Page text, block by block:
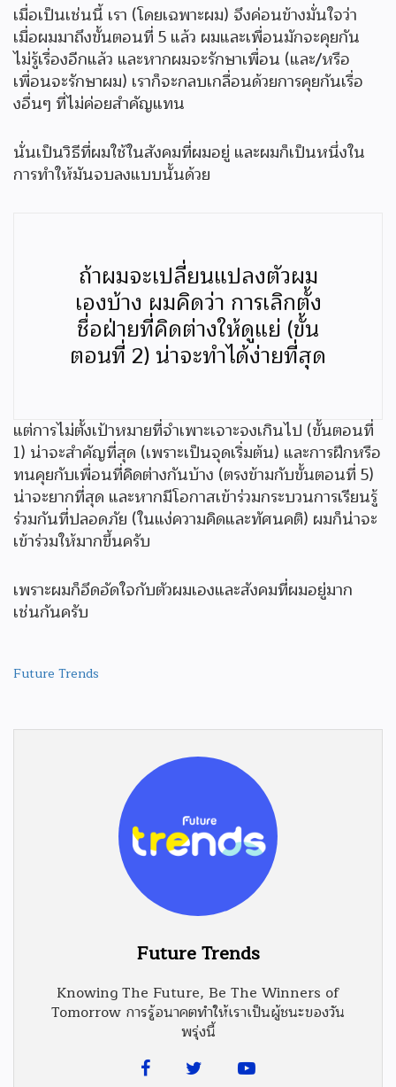
เมื่อเป็นเช่นนี้ เรา (โดยเฉพาะผม) จึงค่อนข้างมั่นใจว่า
เมื่อผมมาถึงขั้นตอนที่ 5 แล้ว ผมและเพื่อนมักจะคุยกัน
ไม่รู้เรื่องอีกแล้ว และหากผมจะรักษาเพื่อน (และ/หรือ
เพื่อนจะรักษาผม) เราก็จะกลบเกลื่อนด้วยการคุยกันเรื่อ
งอื่นๆ ที่ไม่ค่อยสำคัญแทน
นั่นเป็นวิธีที่ผมใช้ในสังคมที่ผมอยู่ และผมก็เป็นหนึ่งใน
การทำให้มันจบลงแบบนั้นด้วย
ถ้าผมจะเปลี่ยนแปลงตัวผม
เองบ้าง ผมคิดว่า การเลิกตั้ง
ชื่อฝ่ายที่คิดต่างให้ดูแย่ (ขั้น
ตอนที่ 2) น่าจะทำได้ง่ายที่สุด
แต่การไม่ตั้งเป้าหมายที่จำเพาะเจาะจงเกินไป (ขั้นตอนที่
1) น่าจะสำคัญที่สุด (เพราะเป็นจุดเริ่มต้น) และการฝึกหรือ
ทนคุยกับเพื่อนที่คิดต่างกันบ้าง (ตรงข้ามกับขั้นตอนที่ 5)
น่าจะยากที่สุด และหากมีโอกาสเข้าร่วมกระบวนการเรียนรู้
ร่วมกันที่ปลอดภัย (ในแง่ความคิดและทัศนคติ) ผมก็น่าจะ
เข้าร่วมให้มากขึ้นครับ
เพราะผมก็อึดอัดใจกับตัวผมเองและสังคมที่ผมอยู่มาก
เช่นกันครับ
Future Trends
Future Trends
Knowing The Future, Be The Winners of
Tomorrow การรู้อนาคตทำให้เราเป็นผู้ชนะของวัน
พรุ่งนี้